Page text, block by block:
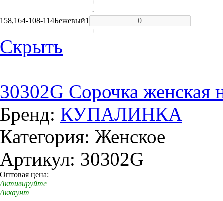
+
158,164-108-114Бежевый1
-
+
Скрыть
30302G Сорочка женская
Бренд: КУПАЛИНКА
Категория: Женское
Артикул: 30302G
Оптовая цена:
Активируйте
Аккаунт